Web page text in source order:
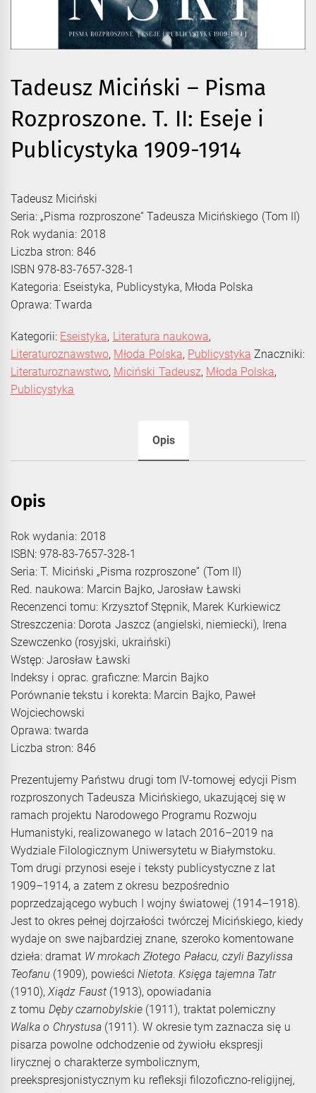
Tadeusz Miciński – Pisma
Rozproszone. T. II: Eseje i
Publicystyka 1909-1914
Tadeusz Miciński
Seria: „Pisma rozproszone” Tadeusza Micińskiego (Tom II)
Rok wydania: 2018
Liczba stron: 846
ISBN 978-83-7657-328-1
Kategoria: Eseistyka, Publicystyka, Młoda Polska
Oprawa: Twarda
Kategorii: Eseistyka, Literatura naukowa,
Literaturoznawstwo, Młoda Polska, Publicystyka Znaczniki:
Literaturoznawstwo, Miciński Tadeusz, Młoda Polska,
Publicystyka
Opis
Opis
Rok wydania: 2018
ISBN: 978-83-7657-328-1
Seria: T. Miciński „Pisma rozproszone” (Tom II)
Red. naukowa: Marcin Bajko, Jarosław Ławski
Recenzenci tomu: Krzysztof Stępnik, Marek Kurkiewicz
Streszczenia: Dorota Jaszcz (angielski, niemiecki), Irena
Szewczenko (rosyjski, ukraiński)
Wstęp: Jarosław Ławski
Indeksy i oprac. graficzne: Marcin Bajko
Porównanie tekstu i korekta: Marcin Bajko, Paweł
Wojciechowski
Oprawa: twarda
Liczba stron: 846
Prezentujemy Państwu drugi tom IV-tomowej edycji Pism
rozproszonych Tadeusza Micińskiego, ukazującej się w
ramach projektu Narodowego Programu Rozwoju
Humanistyki, realizowanego w latach 2016–2019 na
Wydziale Filologicznym Uniwersytetu w Białymstoku.
Tom drugi przynosi eseje i teksty publicystyczne z lat
1909–1914, a zatem z okresu bezpośrednio
poprzedzającego wybuch I wojny światowej (1914–1918).
Jest to okres pełnej dojrzałości twórczej Micińskiego, kiedy
wydaje on swe najbardziej znane, szeroko komentowane
dzieła: dramat W mrokach Złotego Pałacu, czyli Bazylissa
Teofanu (1909), powieści Nietota.Księga tajemna Tatr
(1910),Xiądz Faust(1913), opowiadania
z tomu Dęby czarnobylskie(1911), traktat polemiczny
Walka o Chrystusa(1911). W okresie tym zaznacza się u
pisarza powolne odchodzenie od żywiołu ekspresji
lirycznej o charakterze symbolicznym,
preekspresjonistycznym ku refleksji filozoficzno-religijnej,